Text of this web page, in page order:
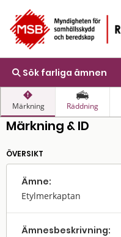
Sök farliga ämnen
Märkning Räddning
Märkning & ID
ÖVERSIKT
Ämne:
Etylmerkaptan
Ämnes­beskrivning: